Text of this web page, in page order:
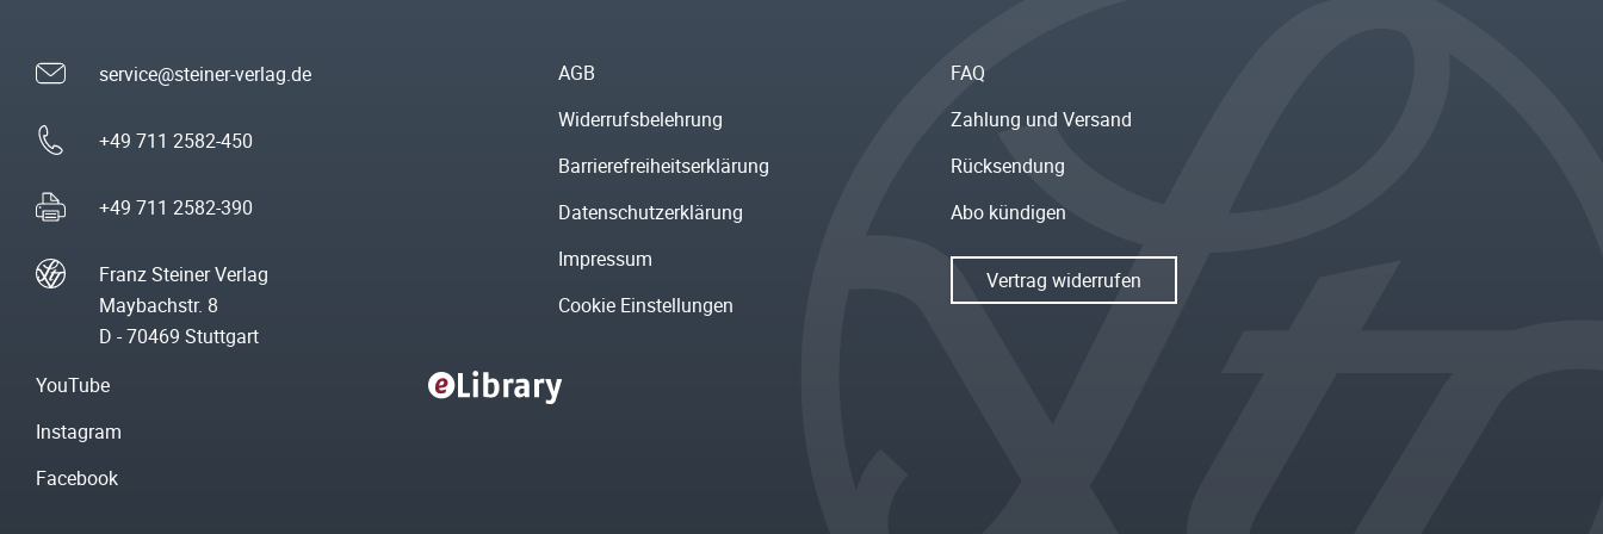
service@steiner-verlag.de
+49 711 2582-450
+49 711 2582-390
Franz Steiner Verlag
Maybachstr. 8
D - 70469 Stuttgart
AGB
Widerrufsbelehrung
Barrierefreiheitserklärung
Datenschutzerklärung
Impressum
Cookie Einstellungen
FAQ
Zahlung und Versand
Rücksendung
Abo kündigen
Vertrag widerrufen
YouTube
Instagram
Facebook